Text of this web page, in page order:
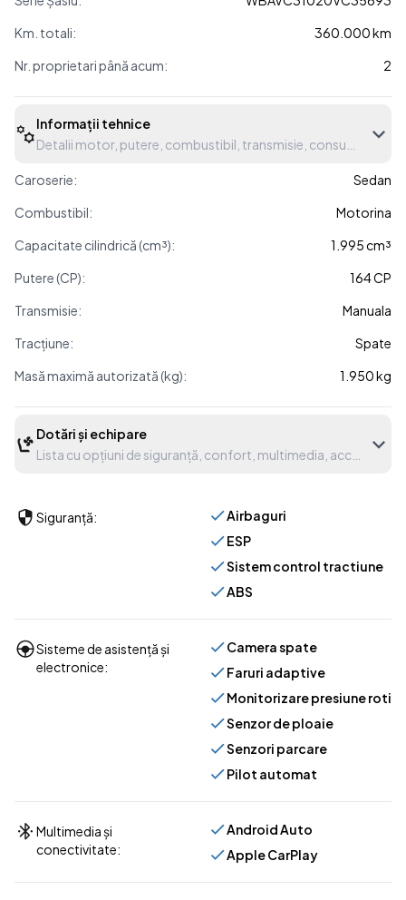
Km. totali:
360.000 km
Nr. proprietari până acum:
2
Informații tehnice
Detalii motor, putere, combustibil, transmisie, consum etc.
Caroserie:
Sedan
Combustibil:
Motorina
Capacitate cilindrică (cm³):
1.995 cm³
Putere (CP):
164 CP
Transmisie:
Manuala
Tracțiune:
Spate
Masă maximă autorizată (kg):
1.950 kg
Dotări și echipare
Lista cu opțiuni de siguranță, confort, multimedia, accesorii
Siguranță:
Airbaguri
ESP
Sistem control tractiune
ABS
Sisteme de asistență și
electronice:
Camera spate
Faruri adaptive
Monitorizare presiune roti
Senzor de ploaie
Senzori parcare
Pilot automat
Multimedia și
conectivitate:
Android Auto
Apple CarPlay